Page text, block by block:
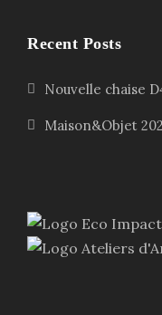
Recent Posts
Nouvelle chaise
Maison&Objet